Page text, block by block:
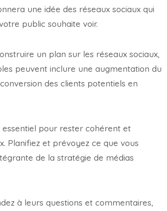
une idée des réseaux sociaux qui
public souhaite voir.
un plan sur les réseaux sociaux,
peuvent inclure une augmentation du
des clients potentiels en
essentiel pour rester cohérent et
Planifiez et prévoyez ce que vous
de la stratégie de médias
à leurs questions et commentaires,